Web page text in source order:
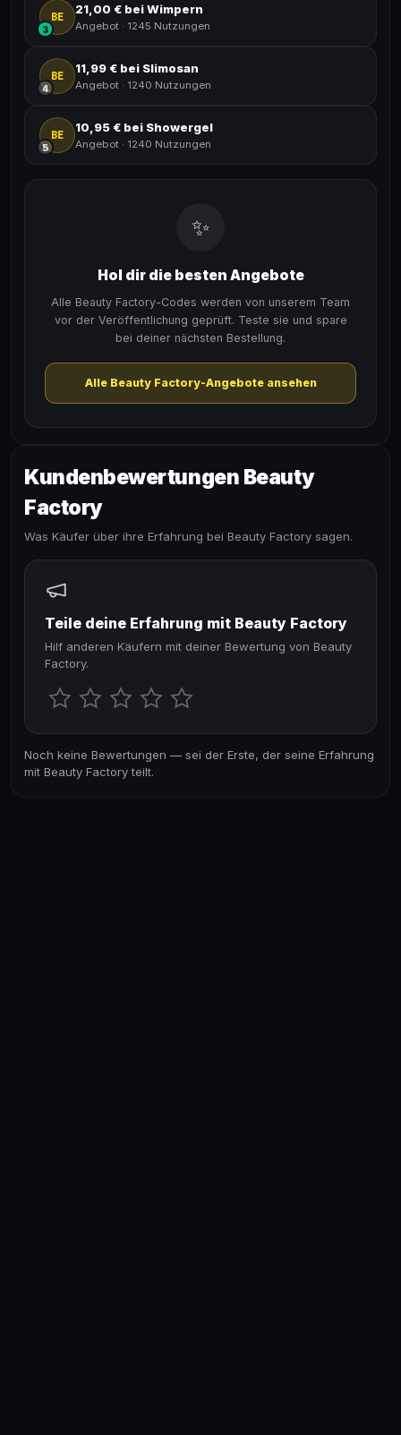
BE
3
21,00 € bei Wimpern
Angebot · 1245 Nutzungen
BE
4
11,99 € bei Slimosan
Angebot · 1240 Nutzungen
BE
5
10,95 € bei Showergel
Angebot · 1240 Nutzungen
✨
Hol dir die besten Angebote
Alle Beauty Factory-Codes werden von unserem Team
vor der Veröffentlichung geprüft. Teste sie und spare
bei deiner nächsten Bestellung.
Alle Beauty Factory-Angebote ansehen
Kundenbewertungen Beauty
Factory
Was Käufer über ihre Erfahrung bei Beauty Factory sagen.
Teile deine Erfahrung mit Beauty Factory
Hilf anderen Käufern mit deiner Bewertung von Beauty
Factory.
Noch keine Bewertungen — sei der Erste, der seine Erfahrung
mit Beauty Factory teilt.